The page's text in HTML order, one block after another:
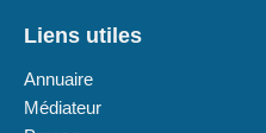
Liens utiles
Annuaire
Médiateur